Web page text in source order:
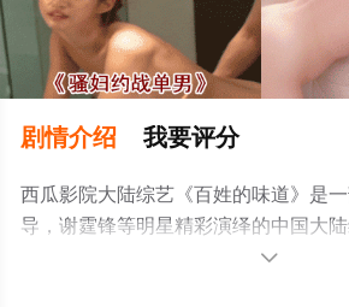
剧情介绍 我要评分
西瓜影院大陆综艺《百姓的味道》是
导，谢霆锋等明星精彩演绎的中国大
已揭晓（1-10全集），手机免费观看
